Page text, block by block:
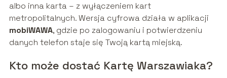
albo inna karta – z wyłączeniem kart
metropolitalnych. Wersja cyfrowa działa w aplikacji
mobiWAWA, gdzie po zalogowaniu i potwierdzeniu
danych telefon staje się Twoją kartą miejską.
Kto może dostać Kartę Warszawiaka?